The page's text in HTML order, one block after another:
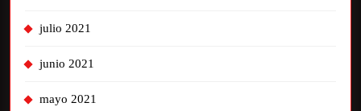
julio 2021
junio 2021
mayo 2021